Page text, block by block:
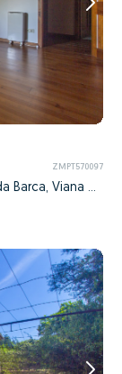
ZMPT570097
Entre Ambos-os-Rios, Ermida e Germil, Ponte da Barca, Viana do Castelo